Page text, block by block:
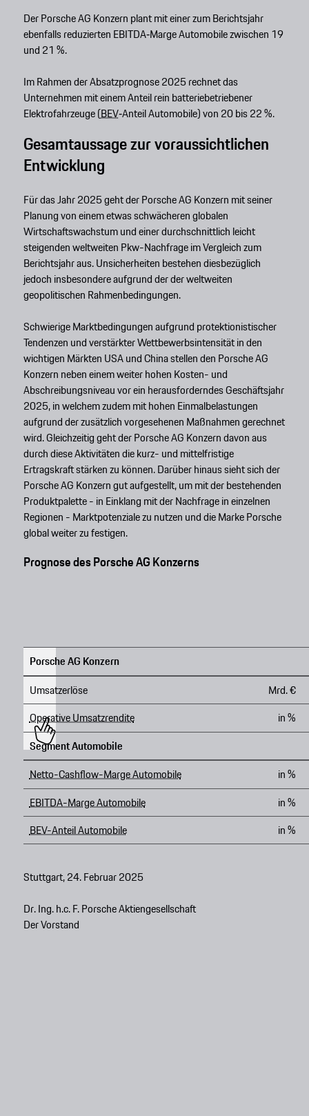
Der Porsche AG Konzern plant mit einer zum Berichtsjahr
ebenfalls reduzierten EBITDA‑Marge Automobile zwischen 19
und 21 %.
Im Rahmen der Absatzprognose 2025 rechnet das
Unternehmen mit einem Anteil rein batteriebetriebener
Elektrofahrzeuge (BEV‑Anteil Automobile) von 20 bis 22 %.
Gesamtaussage zur voraussichtlichen
Entwicklung
Für das Jahr 2025 geht der Porsche AG Konzern mit seiner
Planung von einem etwas schwächeren globalen
Wirtschaftswachstum und einer durchschnittlich leicht
steigenden weltweiten Pkw-Nachfrage im Vergleich zum
Berichtsjahr aus. Unsicherheiten bestehen diesbezüglich
jedoch insbesondere aufgrund der der weltweiten
geopolitischen Rahmenbedingungen.
Schwierige Marktbedingungen aufgrund protektionistischer
Tendenzen und verstärkter Wettbewerbsintensität in den
wichtigen Märkten USA und China stellen den Porsche AG
Konzern neben einem weiter hohen Kosten- und
Abschreibungsniveau vor ein herausforderndes Geschäftsjahr
2025, in welchem zudem mit hohen Einmalbelastungen
aufgrund der zusätzlich vorgesehenen Maßnahmen gerechnet
wird. Gleichzeitig geht der Porsche AG Konzern davon aus
durch diese Aktivitäten die kurz- und mittelfristige
Ertragskraft stärken zu können. Darüber hinaus sieht sich der
Porsche AG Konzern gut aufgestellt, um mit der bestehenden
Produktpalette - in Einklang mit der Nachfrage in einzelnen
Regionen - Marktpotenziale zu nutzen und die Marke Porsche
global weiter zu festigen.
Prognose des Porsche AG Konzerns
Porsche AG Konzern
Umsatzerlöse
Mrd. €
Operative Umsatzrendite
in %
Segment Automobile
Netto-Cashflow-Marge Automobile
in %
EBITDA-Marge Automobile
in %
BEV-Anteil Automobile
in %
Stuttgart, 24. Februar 2025
Dr. Ing. h.c. F. Porsche Aktiengesellschaft
Der Vorstand